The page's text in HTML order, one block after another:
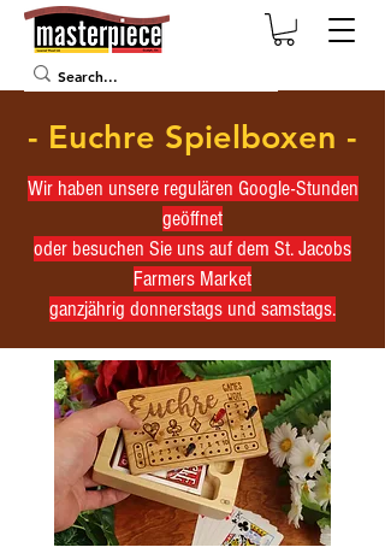
- Euchre Spielboxen -
Wir haben unsere regulären Google-Stunden
geöffnet
oder besuchen Sie uns auf dem St. Jacobs
Farmers Market
ganzjährig donnerstags und samstags.